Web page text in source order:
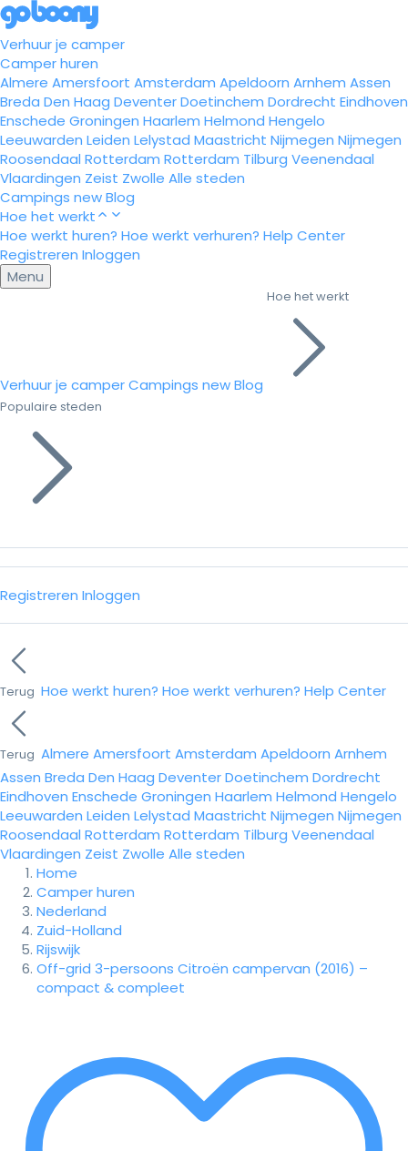
Verhuur je camper
Camper huren
Almere Amersfoort Amsterdam Apeldoorn Arnhem Assen
Breda Den Haag DeventerDoetinchem Dordrecht Eindhoven
Enschede Groningen Haarlem Helmond Hengelo
Leeuwarden Leiden Lelystad Maastricht Nijmegen Nijmegen
Roosendaal Rotterdam Rotterdam Tilburg Veenendaal
Vlaardingen Zeist Zwolle Alle steden
Campings newBlog
Hoe het werkt
Hoe werkt huren? Hoe werkt verhuren? Help Center
Registreren Inloggen
Menu
Verhuur je camperCampings newBlog
Hoe het werkt
Populaire steden
Registreren Inloggen
Terug Hoe werkt huren? Hoe werkt verhuren? Help Center
Terug Almere Amersfoort Amsterdam Apeldoorn Arnhem
Assen Breda Den Haag DeventerDoetinchem Dordrecht
Eindhoven Enschede Groningen Haarlem Helmond Hengelo
Leeuwarden Leiden Lelystad Maastricht Nijmegen Nijmegen
Roosendaal Rotterdam Rotterdam Tilburg Veenendaal
Vlaardingen Zeist Zwolle Alle steden
Home
Camper huren
Nederland
Zuid-Holland
Rijswijk
Off-grid 3-persoons Citroën campervan (2016) –
compact & compleet